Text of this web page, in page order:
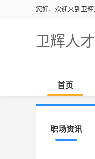
您好，欢迎来到卫辉
卫辉人
首页
职场资讯